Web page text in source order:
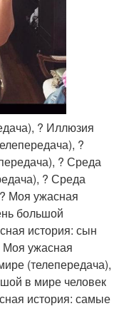
? Иллюзия
?
? Среда
? Среда
Моя ужасная
большой
история: сын
Моя ужасная
(телепередача),
в мире человек
история: самые